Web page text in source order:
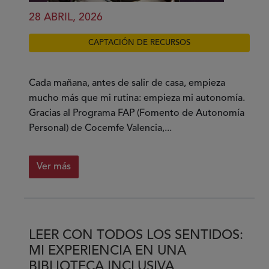
28 ABRIL, 2026
CAPTACIÓN DE RECURSOS
Cada mañana, antes de salir de casa, empieza
mucho más que mi rutina: empieza mi autonomía.
Gracias al Programa FAP (Fomento de Autonomía
Personal) de Cocemfe Valencia,...
Ver más
sobre
autonomía
gracias
LEER CON TODOS LOS SENTIDOS:
MI EXPERIENCIA EN UNA